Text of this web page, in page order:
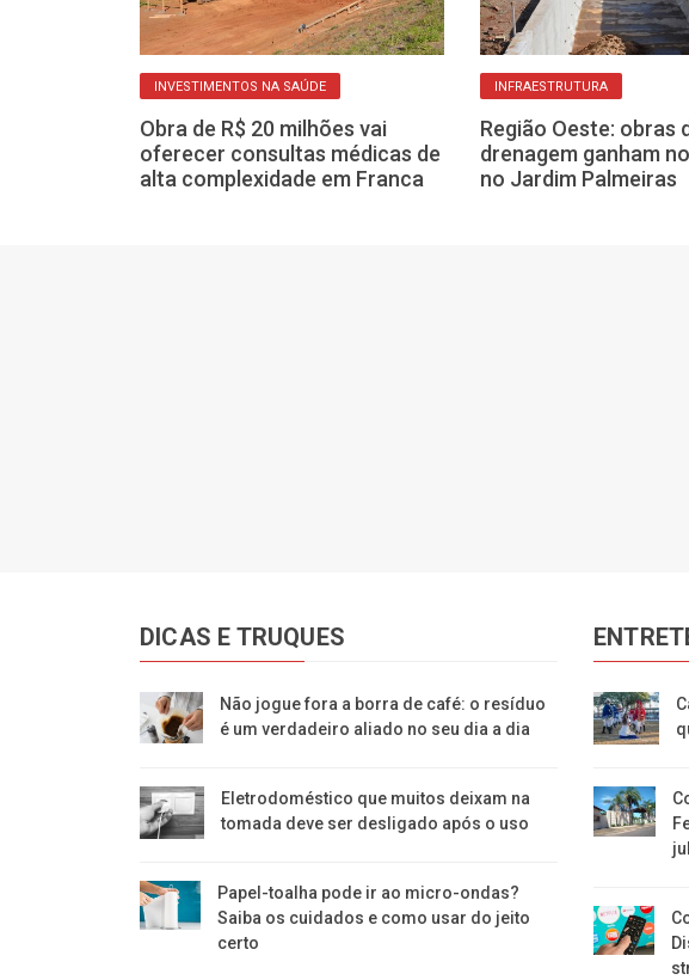
INVESTIMENTOS NA SAÚDE
Obra de R$ 20 milhões vai
oferecer consultas médicas de
alta complexidade em Franca
INFRAESTRUTURA
Região Oeste: obras
drenagem ganham
no Jardim Palmeiras
DICAS E TRUQUES
Não jogue fora a borra de café: o resíduo
é um verdadeiro aliado no seu dia a dia
Eletrodoméstico que muitos deixam na
tomada deve ser desligado após o uso
Papel-toalha pode ir ao micro-ondas?
Saiba os cuidados e como usar do jeito
certo